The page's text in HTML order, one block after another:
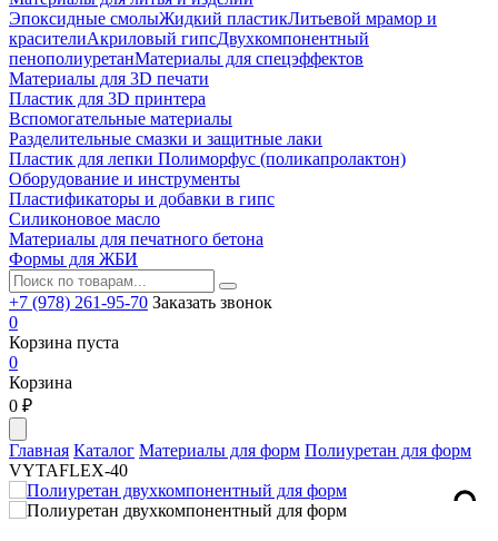
Эпоксидные смолыЖидкий пластикЛитьевой мрамор и
красителиАкриловый гипсДвухкомпонентный
пенополиуретанМатериалы для спецэффектов
Материалы для 3D печати
Пластик для 3D принтера
Вспомогательные материалы
Разделительные смазки и защитные лаки
Пластик для лепки Полиморфус (поликапролактон)
Оборудование и инструменты
Пластификаторы и добавки в гипс
Силиконовое масло
Материалы для печатного бетона
Формы для ЖБИ
+7 (978) 261-95-70 Заказать звонок
0
Корзина пуста
0
Корзина
0 ₽
Главная Каталог Материалы для форм Полиуретан для форм
VYTAFLEX-40